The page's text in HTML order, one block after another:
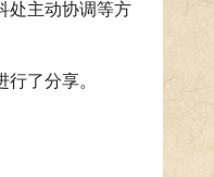
处主动协调等方
了分享。